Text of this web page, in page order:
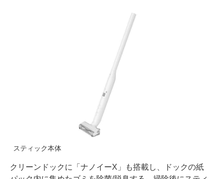
スティック本体
クリーンドックに「ナノイーX」も搭載し、ドックの紙